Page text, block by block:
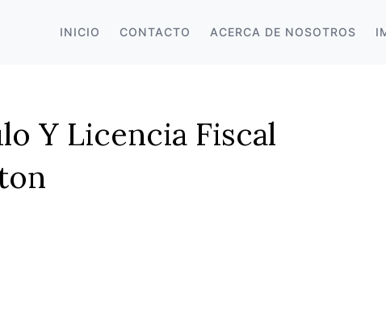
INICIO CONTACTO ACERCA DE NOSOTROS
Y Licencia Fiscal